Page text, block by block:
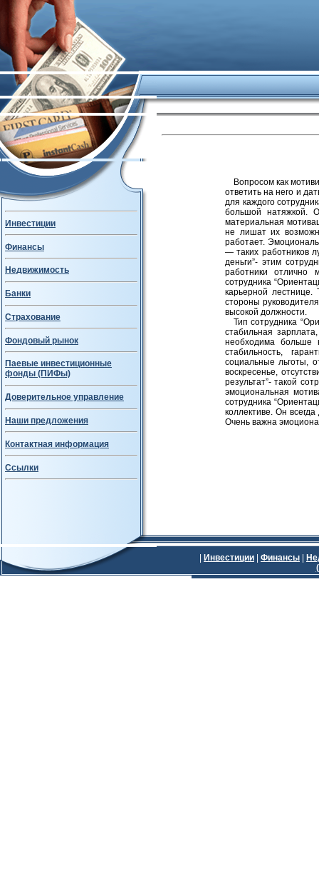
Инвестиции
Финансы
Недвижимость
Банки
Страхование
Фондовый рынок
Паевые инвестиционные
фонды (ПИФы)
Доверительное управление
Наши предложения
Контактная информация
Ссылки
Вопросом как
ответить на него и
для каждого
большой натяжкой.
материальная
не лишат их
работает.
— таких работников
деньги”- этим
работники отлично
сотрудника
карьерной лестнице.
стороны
высокой должности.
Тип сотрудника
стабильная
необходима больше
стабильность,
социальные льготы,
воскресенье,
результат”- такой
эмоциональная
сотрудника
коллективе. Он
Очень важна
Инвестиции Финансы